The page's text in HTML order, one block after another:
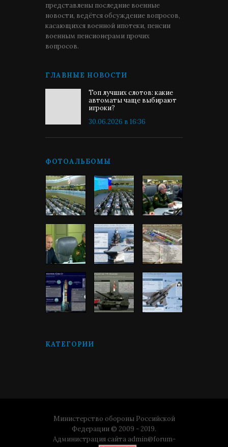
представлены последние военные
новости, ведётся обсуждение вопросов,
касающихся военной ипотеки, пенсии
военным пенсионерами прочих
вопросов.
ГЛАВНЫЕ НОВОСТИ
Топ лучших слотов: какие
автоматы чаще выбирают
игроки?
30.06.2026 в 16:36
ФОТОАЛЬБОМЫ
КАТЕГОРИИ
Министерство обороны Российской
Федерации © 2009 - 2019.
Администрация сайта admin@forum-